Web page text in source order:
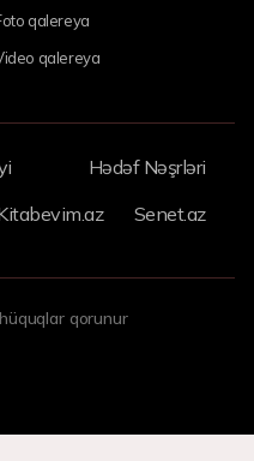
qalereya
qalereya
Hədəf Nəşrləri
Senet.az
qorunur